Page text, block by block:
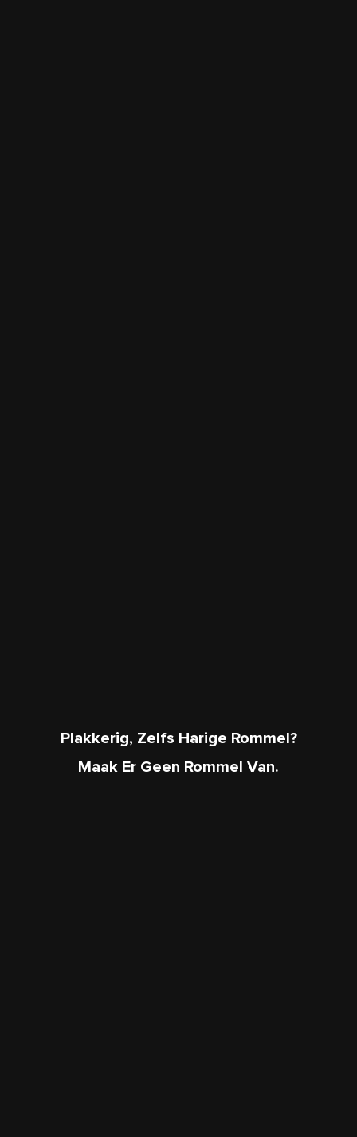
Plakkerig, Zelfs Harige Rommel?
Maak Er Geen Rommel Van.